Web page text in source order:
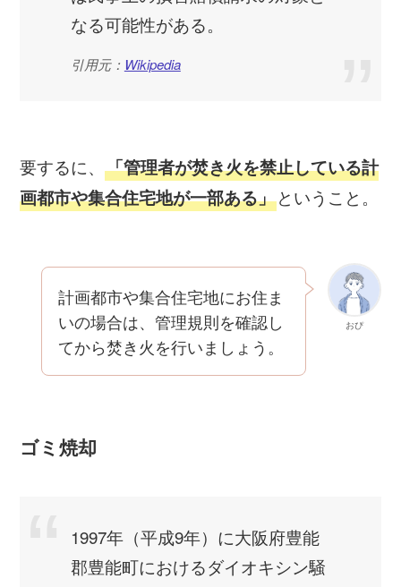
なる可能性がある。
引用元： Wikipedia
要するに、「管理者が焚き火を禁止している計
画都市や集合住宅地が一部ある」ということ。
おぴ
計画都市や集合住宅地にお住ま
いの場合は、管理規則を確認し
てから焚き火を行いましょう。
ゴミ焼却
1997年（平成9年）に大阪府豊能
郡豊能町におけるダイオキシン騒